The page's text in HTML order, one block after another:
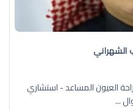
العيون المساعد - استشاري
...